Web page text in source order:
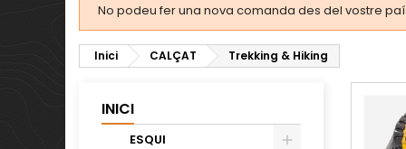
No podeu fer una nova comanda des del vostre
Inici CALÇAT Trekking & Hiking
INICI
ESQUI